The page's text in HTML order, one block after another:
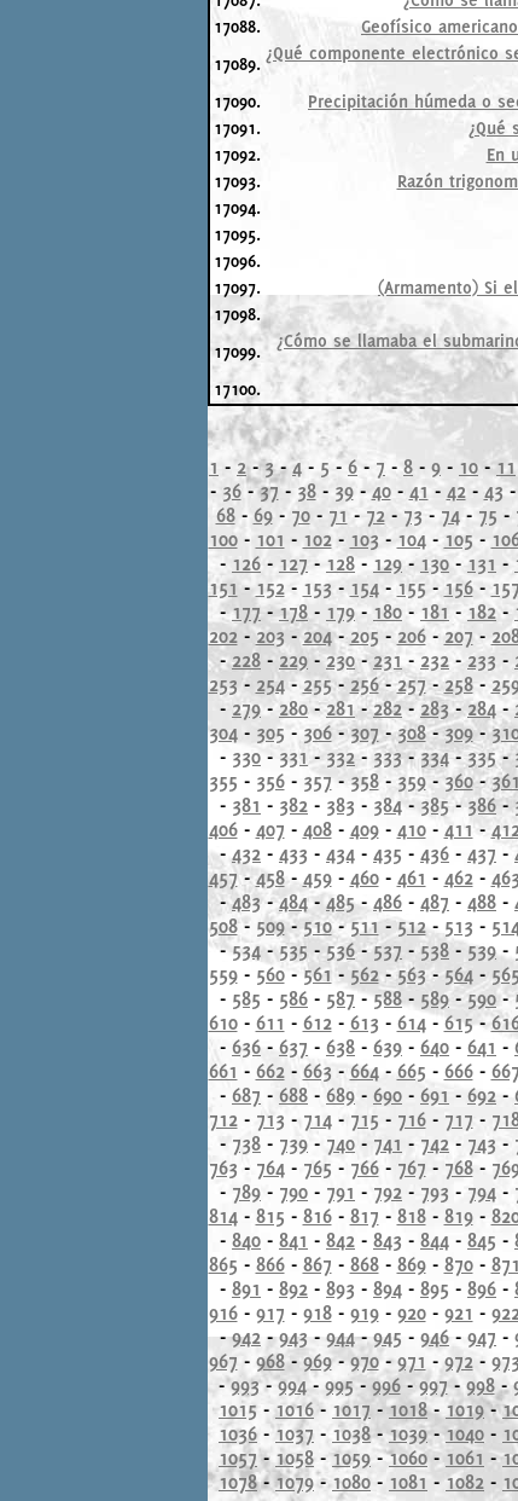
17088.
Geofísico
17089. ¿Qué componente electrónico
17090.
Precipitación húmeda o
17091.
¿Qué
17092.
En
17093.
Razón
17094.
17095.
17096.
17097.
(Armamento) Si
17098.
17099.
¿Cómo se llamaba el
17100.
1 -2-3-4 - 5- 6 - 7 - 8 - 9 - 10 - 11
- 36-37- 38- 39-40- 41 - 42- 43-
68- 69- 70- 71 - 72- 73 - 74- 75 -
100- 101 - 102- 103 - 104- 105 -
- 126 - 127 - 128 - 129 - 130 - 131 -
151 - 152- 153- 154- 155 - 156- 157
-177- 178 - 179 - 180- 181 - 182 -
202-203- 204-205 - 206-207 -
-228 - 229 -230- 231 - 232 - 233 -
253 - 254- 255-256-257-258-
- 279 -280-281 -282-283- 284 -
304- 305 - 306-307-308-309-
- 330 - 331 -332- 333- 334-335-
355 - 356- 357 - 358- 359-360-361
- 381 - 382 - 383 - 384 - 385 - 386-
406- 407 - 408- 409- 410- 411-
- 432 - 433 - 434 - 435 - 436 - 437 -
457- 458- 459- 460- 461 - 462- 463
-483-484- 485- 486 - 487 - 488 -
508- 509-510-511-512- 513 -
- 534-535 -536 -537 - 538 - 539 -
559- 560- 561 - 562-563- 564- 565
- 585 - 586 - 587-588 - 589-590-
610- 611 - 612- 613 - 614-615-
- 636 - 637 - 638 - 639 - 640 - 641 -
661 - 662- 663- 664- 665 - 666- 667
- 687 - 688 - 689 - 690 - 691 - 692 -
712- 713 - 714- 715 - 716- 717 -
- 738 - 739 - 740 - 741 - 742 - 743 -
763 - 764- 765 - 766- 767 - 768-
- 789 - 790 - 791 - 792 - 793 - 794 -
814- 815 - 816- 817 - 818- 819-
- 840 - 841 - 842 - 843 - 844 - 845 -
865 - 866- 867 - 868- 869- 870- 871
- 891 - 892 - 893 - 894 - 895 - 896 -
916- 917 - 918- 919- 920- 921 -
-942 -943 - 944-945 - 946 - 947 -
967 - 968- 969-970- 971 -972- 973
-993-994- 995 - 996- 997- 998-
1015 - 1016 - 1017 -1018- 1019-
1036 -1037 - 1038 -1039-1040 -
1057 - 1058 -1059 -1060 - 1061 -
1078- 1079-1080 - 1081 -1082 -